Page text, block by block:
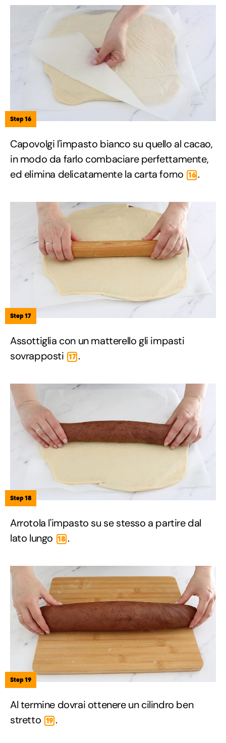
Step 16
Capovolgi l'impasto bianco su quello al cacao,
in modo da farlo combaciare perfettamente,
ed elimina delicatamente la carta forno 16 .
Step 17
Assottiglia con un matterello gli impasti
sovrapposti 17 .
Step 18
Arrotola l'impasto su se stesso a partire dal
lato lungo 18 .
Step 19
Al termine dovrai ottenere un cilindro ben
stretto 19 .